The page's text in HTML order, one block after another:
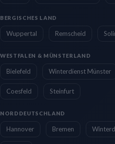
BERGISCHES LAND
Wuppertal Remscheid
WESTFALEN & MÜNSTERLAND
Bielefeld Winterdienst Münster
Coesfeld Steinfurt
NORDDEUTSCHLAND
Hannover Bremen